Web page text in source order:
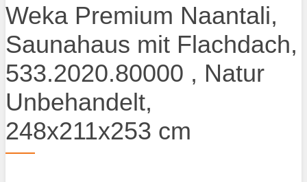
Weka Premium Naantali,
Saunahaus mit Flachdach,
533.2020.80000 , Natur
Unbehandelt,
248x211x253 cm